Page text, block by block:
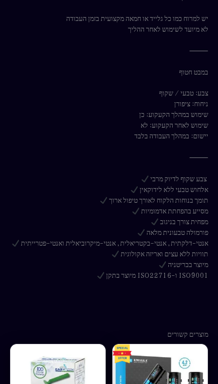
יש למרוח כמו כל גלייד או חמאה מקצועית בזמן העבודה
לא מיועד לשימוש לאחר ההליך
⸻
במבט חטוף
צבע: טבעי / שקוף
ניחוח: ציפורן
שימוש במהלך הקעקוע: כן
שימוש לאחר הקעקוע: לא
יישום: במהלך העבודה בלבד
⸻
צבע שקוף לדיוק מרבי
אלחוש טבעי ללא לידוקאין
תומך בנוחות הלקוח לאורך טיפול ארוך
מסייע בהפחתת אדמומיות
מפחית צורך בניגוב
פורמולה טבעונית מלאה
אנטי-דלקתית, אנטי-בקטריאלית, אנטי-מיקרוביאלית ואנטי-פטרייתית
תוויות ללא עצים ואריזה אקולוגית
מיוצר בבריטניה
ISO9001 ו-ISO22716 מיוצר בתקן
מוצרים קשורים
למוצר
זה